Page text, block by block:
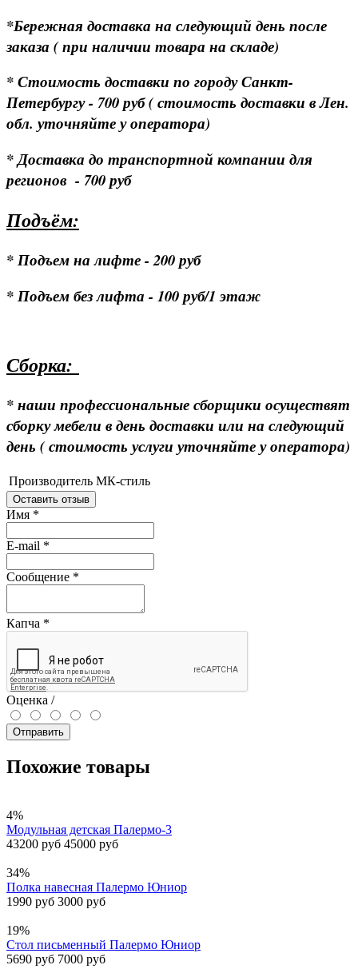
*Бережная доставка на следующий день после
заказа ( при наличии товара на складе)
* Стоимость доставки по городу Санкт-
Петербургу - 700 руб ( стоимость доставки в Лен.
обл. уточняйте у оператора)
* Доставка до транспортной компании для
регионов - 700 руб
Подъём:
* Подъем на лифте - 200 руб
* Подъем без лифта - 100 руб/1 этаж
Сборка:
* наши профессиональные сборщики осуществят
сборку мебели в день доставки или на следующий
день ( стоимость услуги уточняйте у оператора)
Производитель МК-стиль
Оставить отзыв
Имя *
E-mail *
Сообщение *
Капча *
Оценка /
Отправить
Похожие товары
4%
Модульная детская Палермо-3
43200 руб 45000 руб
34%
Полка навесная Палермо Юниор
1990 руб 3000 руб
19%
Стол письменный Палермо Юниор
5690 руб 7000 руб